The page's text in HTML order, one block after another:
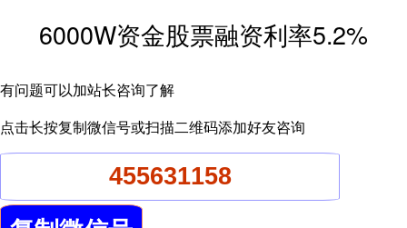
6000W资金股票融资利率5.2%
有问题可以加站长咨询了解
点击长按复制微信号或扫描二维码添加好友咨询